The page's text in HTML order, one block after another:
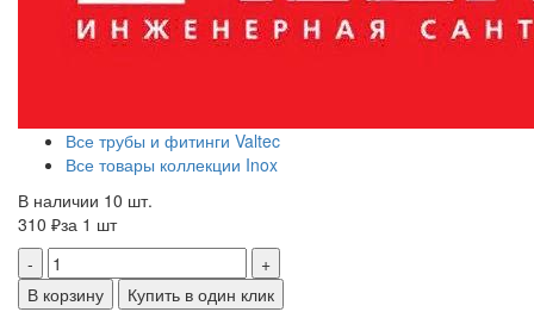
Все трубы и фитинги Valtec
Все товары коллекции Inox
В наличии 10 шт.
310 ₽за 1 шт
-
+
В корзину
Купить в один клик